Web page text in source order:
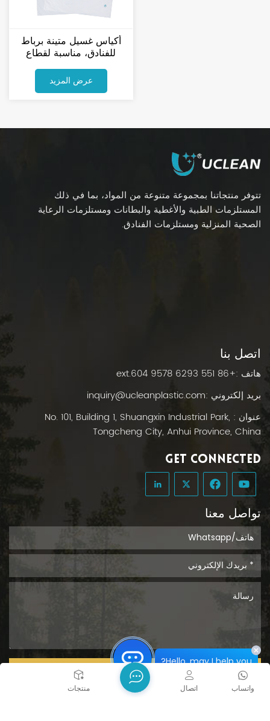
أكياس غسيل متينة برباط
للفنادق، مناسبة لقطاع
الضيافة ولوازم الفنادق
عرض المزيد
تتوفر منتجاتنا بمجموعة متنوعة من المواد، بما في ذلك
المستلزمات الطبية والأغطية والبطانات ومستلزمات الرعاية
الصحية المنزلية ومستلزمات الفنادق.
اتصل بنا
هاتف :+86 551 6293 9578 ext.604
بريد إلكتروني :inquiry@ucleanplastic.com
عنوان : No. 101, Building 1, Shuangxin Industrial Park,
Tongcheng City, Anhui Province, China
GET CONNECTED
تواصل معنا
يُقدِّم
بيت منتجات واتساب اتصال
Hello, may I help you?